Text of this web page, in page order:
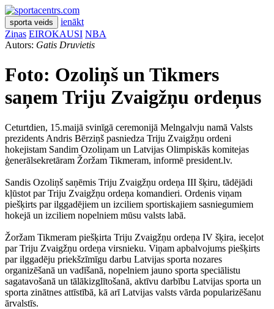
sporta veids
ienākt
Ziņas EIROKAUSI NBA
Autors: Gatis Druvietis
Foto: Ozoliņš un Tikmers
saņem Triju Zvaigžņu ordeņus
Ceturtdien, 15.maijā svinīgā ceremonijā Melngalvju namā Valsts
prezidents Andris Bērziņš pasniedza Triju Zvaigžņu ordeni
hokejistam Sandim Ozoliņam un Latvijas Olimpiskās komitejas
ģenerālsekretāram Žoržam Tikmeram, informē president.lv.
Sandis Ozoliņš saņēmis Triju Zvaigžņu ordeņa III šķiru, tādējādi
kļūstot par Triju Zvaigžņu ordeņa komandieri. Ordenis viņam
piešķirts par ilggadējiem un izciliem sportiskajiem sasniegumiem
hokejā un izciliem nopelniem mūsu valsts labā.
Žoržam Tikmeram piešķirta Triju Zvaigžņu ordeņa IV šķira, ieceļot
par Triju Zvaigžņu ordeņa virsnieku. Viņam apbalvojums piešķirts
par ilggadēju priekšzīmīgu darbu Latvijas sporta nozares
organizēšanā un vadīšanā, nopelniem jauno sporta speciālistu
sagatavošanā un tālākizglītošanā, aktīvu darbību Latvijas sporta un
sporta zinātnes attīstībā, kā arī Latvijas valsts vārda popularizēšanu
ārvalstīs.